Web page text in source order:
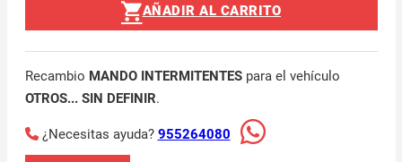
AÑADIR AL CARRITO
Recambio MANDO INTERMITENTESpara el vehículo
OTROS... SIN DEFINIR.
¿Necesitas ayuda? 955264080